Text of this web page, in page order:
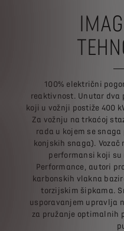
100% električni
reaktivnost. Unutar dva
koji u vožnji postiže 400
Za vožnju na trkaćoj
rada u kojem se snaga
konjskih snaga). Vozač
performansi koji su
Performance, autori
karbonskih vlakna
torzijskim šipkama.
usporavanjem upravlja
za pružanje optimalnih